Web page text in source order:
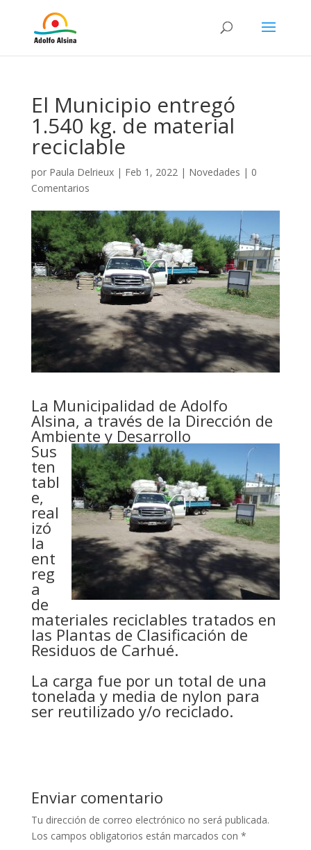
El Municipio entregó
1.540 kg. de material
reciclable
por Paula Delrieux| Feb 1, 2022| Novedades | 0
Comentarios
La Municipalidad de Adolfo
Alsina, a través de la Dirección de
Ambiente yDesarrollo
Sus
ten
tabl
e,
real
izó
la
ent
reg
a
de
materiales reciclables tratados en
las Plantas de Clasificación de
Residuos de Carhué.
La carga fue por un total de una
tonelada y media de nylon para
ser reutilizado y/o reciclado.
Enviar comentario
Tu dirección de correo electrónico no será publicada.
Los campos obligatorios están marcados con *